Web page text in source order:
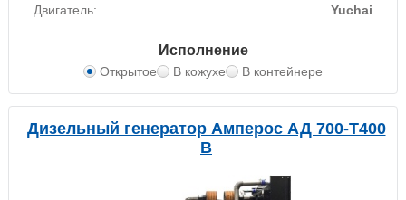
Двигатель:
Yuchai
Исполнение
Открытое В кожухе В контейнере
Дизельный генератор Амперос АД 700-Т400
B